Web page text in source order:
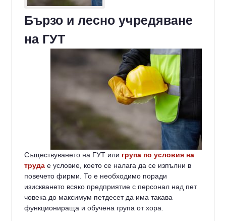
Бързо и лесно учредяване
на ГУТ
Съществуването на ГУТ или група по условия на
труда е условие, което се налага да се изпълни в
повечето фирми. То е необходимо поради
изискването всяко предприятие с персонал над пет
човека до максимум петдесет да има такава
функционираща и обучена група от хора.